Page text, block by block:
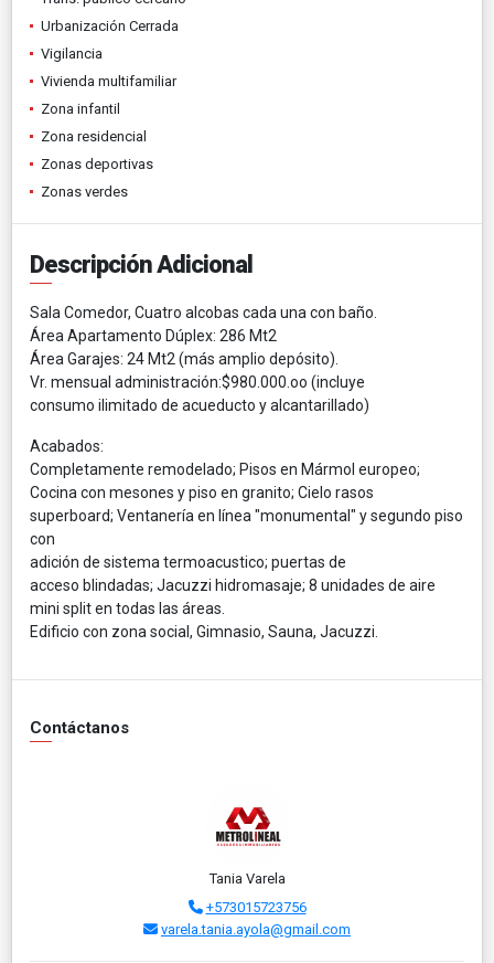
Urbanización Cerrada
Vigilancia
Vivienda multifamiliar
Zona infantil
Zona residencial
Zonas deportivas
Zonas verdes
Descripción Adicional
Sala Comedor, Cuatro alcobas cada una con baño.
Área Apartamento Dúplex: 286 Mt2
Área Garajes: 24 Mt2 (más amplio depósito).
Vr. mensual administración:$980.000.oo (incluye
consumo ilimitado de acueducto y alcantarillado)
Acabados:
Completamente remodelado; Pisos en Mármol europeo;
Cocina con mesones y piso en granito; Cielo rasos
superboard; Ventanería en línea "monumental" y segundo piso
con
adición de sistema termoacustico; puertas de
acceso blindadas; Jacuzzi hidromasaje; 8 unidades de aire
mini split en todas las áreas.
Edificio con zona social, Gimnasio, Sauna, Jacuzzi.
Contáctanos
Tania Varela
+573015723756
varela.tania.ayola@gmail.com